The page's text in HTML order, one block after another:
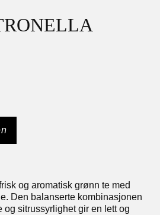
og aromatisk grønn te med
Den balanserte kombinasjonen
og sitrussyrlighet gir en lett og